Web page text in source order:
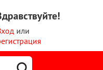
или